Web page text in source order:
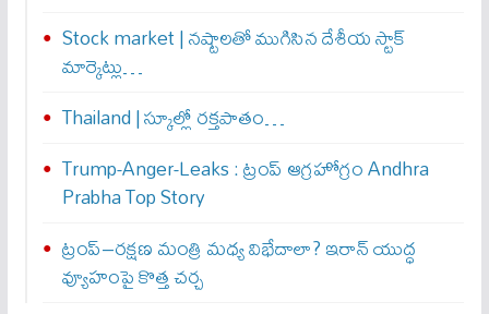
Stock market | నష్టాలతో ముగిసిన దేశీయ స్టాక్
మార్కెట్లు…
Thailand | స్కూల్లో రక్తపాతం…
Trump-Anger-Leaks : ట్రంప్ ఆగ్ర‌హోగ్రం Andhra
Prabha Top Story
ట్రంప్–రక్షణ మంత్రి మధ్య విభేదాలా? ఇరాన్ యుద్ధ
వ్యూహంపై కొత్త చర్చ